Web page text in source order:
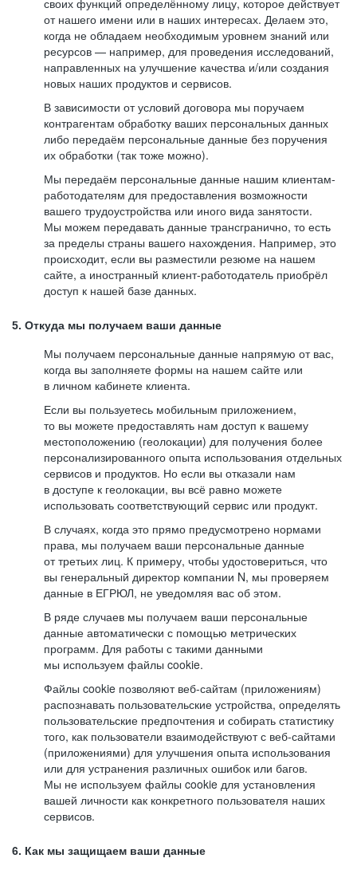
своих функций определённому лицу, которое действует
от нашего имени или в наших интересах. Делаем это,
когда не обладаем необходимым уровнем знаний или
ресурсов — например, для проведения исследований,
направленных на улучшение качества и/или создания
новых наших продуктов и сервисов.
В зависимости от условий договора мы поручаем
контрагентам обработку ваших персональных данных
либо передаём персональные данные без поручения
их обработки (так тоже можно).
Мы передаём персональные данные нашим клиентам-
работодателям для предоставления возможности
вашего трудоустройства или иного вида занятости.
Мы можем передавать данные трансгранично, то есть
за пределы страны вашего нахождения. Например, это
происходит, если вы разместили резюме на нашем
сайте, а иностранный клиент-работодатель приобрёл
доступ к нашей базе данных.
5. Откуда мы получаем ваши данные
Мы получаем персональные данные напрямую от вас,
когда вы заполняете формы на нашем сайте или
в личном кабинете клиента.
Если вы пользуетесь мобильным приложением,
то вы можете предоставлять нам доступ к вашему
местоположению (геолокации) для получения более
персонализированного опыта использования отдельных
сервисов и продуктов. Но если вы отказали нам
в доступе к геолокации, вы всё равно можете
использовать соответствующий сервис или продукт.
В случаях, когда это прямо предусмотрено нормами
права, мы получаем ваши персональные данные
от третьих лиц. К примеру, чтобы удостовериться, что
вы генеральный директор компании N, мы проверяем
данные в ЕГРЮЛ, не уведомляя вас об этом.
В ряде случаев мы получаем ваши персональные
данные автоматически с помощью метрических
программ. Для работы с такими данными
мы используем файлы cookie.
Файлы cookie позволяют веб-сайтам (приложениям)
распознавать пользовательские устройства, определять
пользовательские предпочтения и собирать статистику
того, как пользователи взаимодействуют с веб-сайтами
(приложениями) для улучшения опыта использования
или для устранения различных ошибок или багов.
Мы не используем файлы cookie для установления
вашей личности как конкретного пользователя наших
сервисов.
6. Как мы защищаем ваши данные